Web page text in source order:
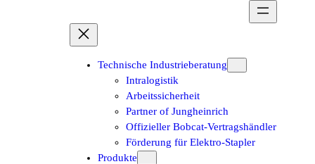
Technische Industrieberatung
Intralogistik
Arbeitssicherheit
Partner of Jungheinrich
Offizieller Bobcat-Vertragshändler
Förderung für Elektro-Stapler
Produkte